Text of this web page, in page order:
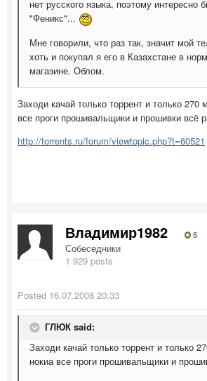
нет русского языка, поэтому интересно
"Феникс"...
Мне говорили, что раз так, значит мой
хоть и покупал я его в Казахстане в
магазине. Облом.
Заходи качай только торрент и только 270
все проги прошивальщики и прошивки всё
http://torrents.ru/forum/viewtopic.php?t=60521
Владимир1982 5
Собеседники
1 929 posts
Posted 16.07.2008 20:33
ГЛЮК said:
Заходи качай только торрент и только
нокиа все проги прошивальщики и